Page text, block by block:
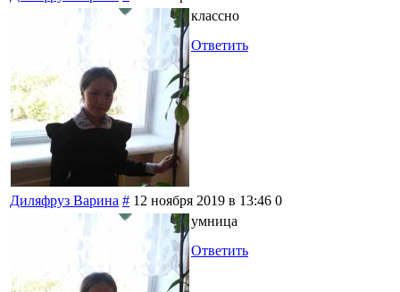
классно
Ответить
Диляфруз Варина # 12 ноября 2019 в 13:46 0
умница
Ответить